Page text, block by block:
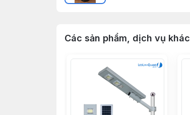
Các sản phẩm, dịch vụ khác